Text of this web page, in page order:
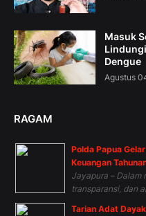
Masuk
Dengue
Agustus
RAGAM
Polda Papua
Keuangan
Jayapura – Dalam
transparansi, dan
Tarian Adat